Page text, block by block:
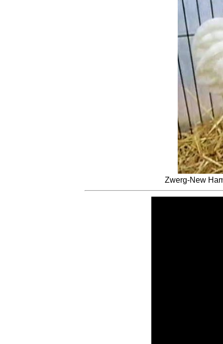
Zwerg-New